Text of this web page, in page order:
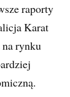
raporty
Karat
rynku